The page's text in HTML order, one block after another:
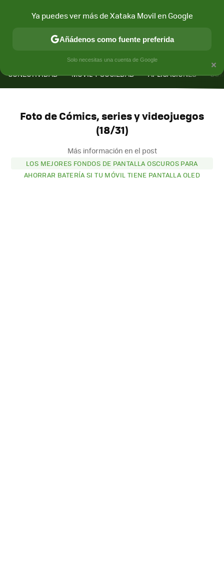
CONECTIVIDAD MÓVIL Y SOCIEDAD APLICACIONES
Foto de Cómics, series y videojuegos
(18/31)
Más información en el post
LOS MEJORES FONDOS DE PANTALLA OSCUROS PARA
AHORRAR BATERÍA SI TU MÓVIL TIENE PANTALLA OLED
×
Ya puedes ver más de Xataka Movil en Google
Añádenos como fuente preferida
Solo necesitas una cuenta de Google